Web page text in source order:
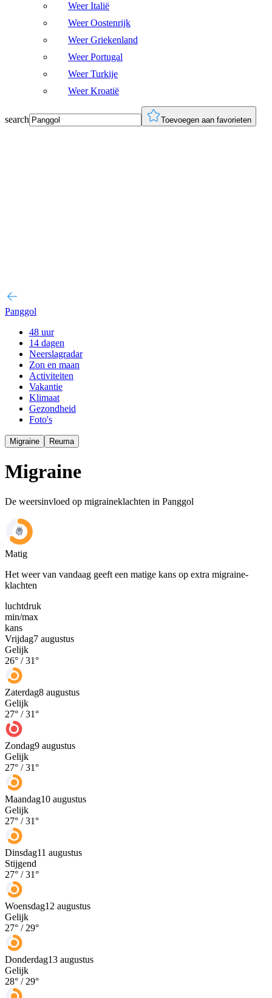
Weer Italië
Weer Oostenrijk
Weer Griekenland
Weer Portugal
Weer Turkije
Weer Kroatië
search Toevoegen aan favorieten
Panggol
48 uur
14 dagen
Neerslagradar
Zon en maan
Activiteiten
Vakantie
Klimaat
Gezondheid
Foto's
Migraine Reuma
Migraine
De weersinvloed op migraineklachten in Panggol
Matig
Het weer van vandaag geeft een matige kans op extra migraine-
klachten
luchtdruk
min/max
kans
Vrijdag7 augustus
Gelijk
26° /31°
Zaterdag8 augustus
Gelijk
27° /31°
Zondag9 augustus
Gelijk
27° /31°
Maandag10 augustus
Gelijk
27° /31°
Dinsdag11 augustus
Stijgend
27° /31°
Woensdag12 augustus
Gelijk
27° / 29°
Donderdag13 augustus
Gelijk
28° / 29°